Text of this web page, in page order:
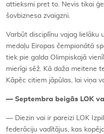
attieksmi pret to. Nevis tikai
šovbiznesa zvaigzni.
Varbūt disciplīnu vajag lielāku
medaļu Eiropas čempionātā
tiek pie galda Olimpiskajā
mierīgi sēž. Kā daža meitene
Kāpēc citiem jāpūlas, lai viņa
— Septembra beigās LOK
— Diezin vai ir pareizi LOK
federāciju vadītājus, kas